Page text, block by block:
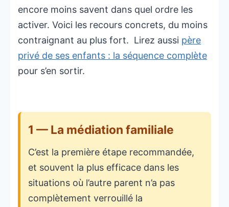
encore moins savent dans quel ordre les
activer. Voici les recours concrets, du moins
contraignant au plus fort. Lirez aussi père
privé de ses enfants : la séquence complète
pour s’en sortir.
1 — La médiation familiale
C’est la première étape recommandée,
et souvent la plus efficace dans les
situations où l’autre parent n’a pas
complètement verrouillé la